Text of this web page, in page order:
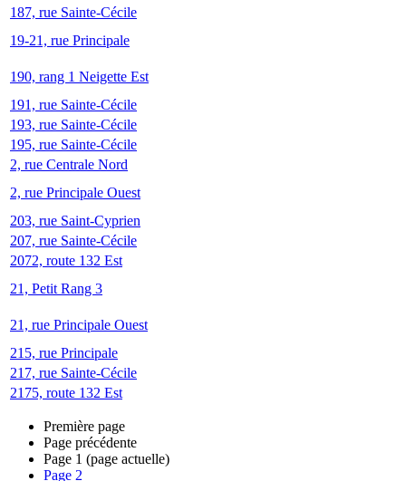
187, rue Sainte-Cécile
19-21, rue Principale
190, rang 1 Neigette Est
191, rue Sainte-Cécile
193, rue Sainte-Cécile
195, rue Sainte-Cécile
2, rue Centrale Nord
2, rue Principale Ouest
203, rue Saint-Cyprien
207, rue Sainte-Cécile
2072, route 132 Est
21, Petit Rang 3
21, rue Principale Ouest
215, rue Principale
217, rue Sainte-Cécile
2175, route 132 Est
Première page
Page précédente
Page 1 (page actuelle)
Page 2